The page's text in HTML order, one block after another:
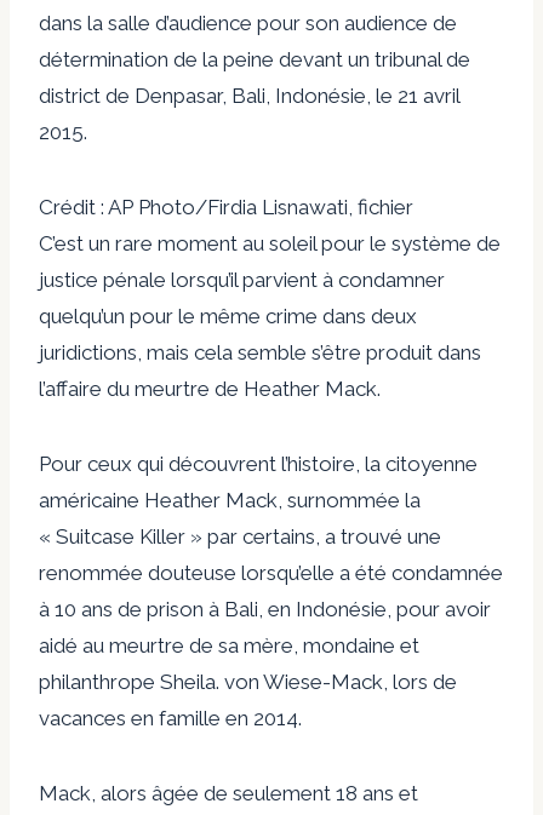
dans la salle d’audience pour son audience de
détermination de la peine devant un tribunal de
district de Denpasar, Bali, Indonésie, le 21 avril
2015.
Crédit : AP Photo/Firdia Lisnawati, fichier
C’est un rare moment au soleil pour le système de
justice pénale lorsqu’il parvient à condamner
quelqu’un pour le même crime dans deux
juridictions, mais cela semble s’être produit dans
l’affaire du meurtre de Heather Mack.
Pour ceux qui découvrent l’histoire, la citoyenne
américaine Heather Mack, surnommée la
« Suitcase Killer » par certains, a trouvé une
renommée douteuse lorsqu’elle a été condamnée
à 10 ans de prison à Bali, en Indonésie, pour avoir
aidé au meurtre de sa mère, mondaine et
philanthrope Sheila. von Wiese-Mack, lors de
vacances en famille en 2014.
Mack, alors âgée de seulement 18 ans et